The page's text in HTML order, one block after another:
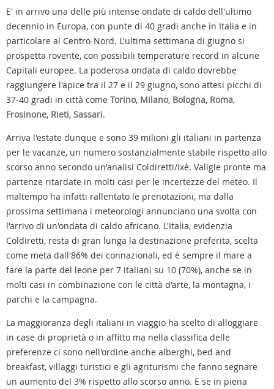
E' in arrivo una delle più intense ondate di caldo dell'ultimo
decennio in Europa, con punte di 40 gradi anche in Italia e in
particolare al Centro-Nord. L'ultima settimana di giugno si
prospetta rovente, con possibili temperature record in alcune
Capitali europee. La poderosa ondata di caldo dovrebbe
raggiungere l'apice tra il 27 e il 29 giugno, sono attesi picchi di
37-40 gradi in città come Torino, Milano, Bologna, Roma,
Frosinone, Rieti, Sassari.
Arriva l'estate dunque e sono 39 milioni gli italiani in partenza
per le vacanze, un numero sostanzialmente stabile rispetto allo
scorso anno secondo un'analisi Coldiretti/Ixè. Valigie pronte ma
partenze ritardate in molti casi per le incertezze del meteo. Il
maltempo ha infatti rallentato le prenotazioni, ma dalla
prossima settimana i meteorologi annunciano una svolta con
l'arrivo di un'ondata di caldo africano. L'Italia, evidenzia
Coldiretti, resta di gran lunga la destinazione preferita, scelta
come meta dall'86% dei connazionali, ed è sempre il mare a
fare la parte del leone per 7 italiani su 10 (70%), anche se in
molti casi in combinazione con le città d'arte, la montagna, i
parchi e la campagna.
La maggioranza degli italiani in viaggio ha scelto di alloggiare
in case di proprietà o in affitto ma nella classifica delle
preferenze ci sono nell'ordine anche alberghi, bed and
breakfast, villaggi turistici e gli agriturismi che fanno segnare
un aumento del 3% rispetto allo scorso anno. E se in piena